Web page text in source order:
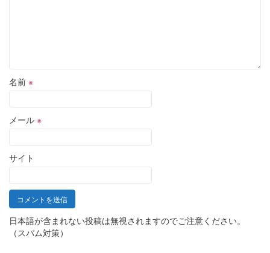
名前 ※
メール ※
サイト
日本語が含まれない投稿は無視されますのでご注意ください。
（スパム対策）